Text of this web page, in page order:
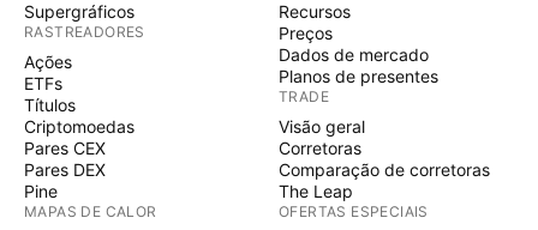
Supergráficos
RASTREADORES
Ações
ETFs
Títulos
Criptomoedas
Pares CEX
Pares DEX
Pine
MAPAS DE CALOR
Recursos
Preços
Dados de mercado
Planos de presentes
TRADE
Visão geral
Corretoras
Comparação de corretoras
The Leap
OFERTAS ESPECIAIS